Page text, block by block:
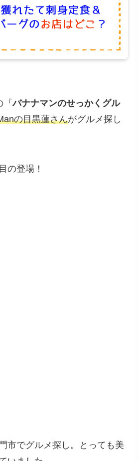
『バナナマンのせっかくグル
の目黒蓮さんがグルメ探し
の登場！
市でグルメ探し。とっても美